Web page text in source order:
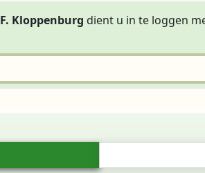
F. Kloppenburg dient u in te loggen